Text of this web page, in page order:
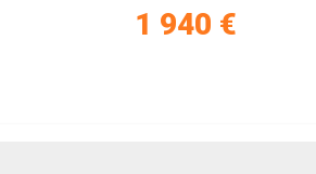
1 940 €